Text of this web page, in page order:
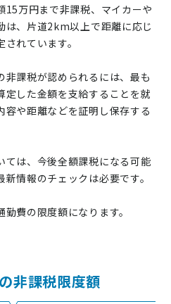
15万円まで非課税、マイカーや
は、片道2km以上で距離に応じ
れています。
課税が認められるには、最も
定した金額を支給することを就
や距離などを証明し保存する
ては、今後全額課税になる可能
情報のチェックは必要です。
費の限度額になります。
非課税限度額